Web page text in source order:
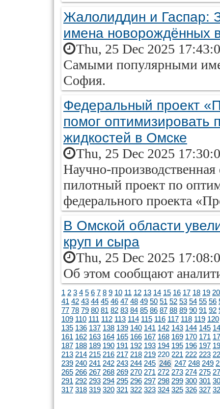
Жалолиддин и Гаспар:
имена новорождённых
Thu, 25 Dec 2025
Самыми популярными
София.
Федеральный проект
помог оптимизировать
жидкостей в Омске
Thu, 25 Dec 2025
Научно-
пилотный проект по
федерального проекта
В Омской области
круп и сыра
Thu, 25 Dec 2025
Об этом сообщают
1 2 3 4 5 6 7 8 9 10 11 12 13 14 15 16 17 18 19 20
41 42 43 44 45 46 47 48 49 50 51 52 53 54 55 56
77 78 79 80 81 82 83 84 85 86 87 88 89 90 91 92
109 110 111 112 113 114 115 116 117 118 119 120
135 136 137 138 139 140 141 142 143 144 145
161 162 163 164 165 166 167 168 169 170 171
187 188 189 190 191 192 193 194 195 196 197
213 214 215 216 217 218 219 220 221 222 223
239 240 241 242 243 244 245 246 247 248 249
265 266 267 268 269 270 271 272 273 274 275
291 292 293 294 295 296 297 298 299 300 301
317 318 319 320 321 322 323 324 325 326 327